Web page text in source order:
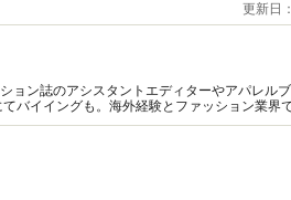
更新日
ョン誌のアシスタントエディターやアパレル
バイイングも。海外経験とファッション業界
します。